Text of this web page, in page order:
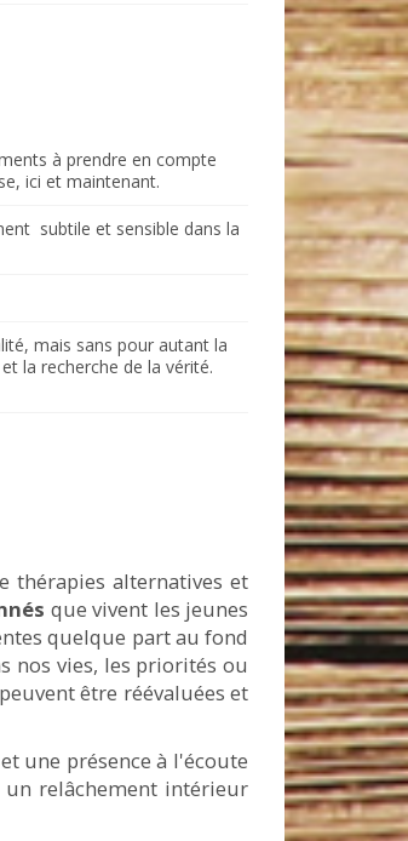
à prendre en compte
ici et maintenant.
subtile et sensible dans la
mais sans pour autant la
la recherche de la vérité.
thérapies alternatives et
que vivent les jeunes
quelque part au fond
nos vies, les priorités ou
être réévaluées et
une présence à l'écoute
relâchement intérieur